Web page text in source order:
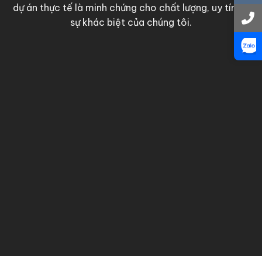
dự án thực tế là minh chứng cho chất lượng, uy tín và
sự khác biệt của chúng tôi.